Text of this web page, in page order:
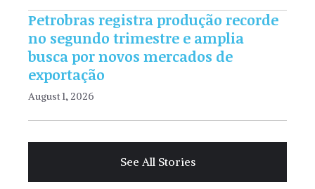
Petrobras registra produção recorde
no segundo trimestre e amplia
busca por novos mercados de
exportação
August 1, 2026
See All Stories